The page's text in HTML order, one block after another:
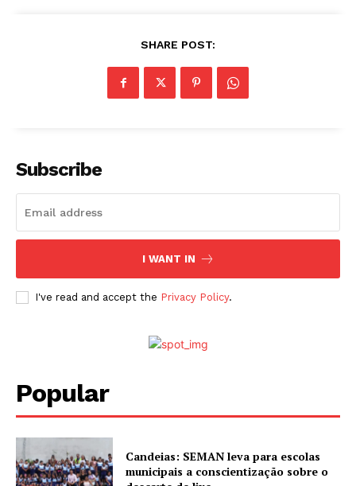
SHARE POST:
Subscribe
I WANT IN
I've read and accept the Privacy Policy.
Popular
Candeias: SEMAN leva para escolas
municipais a conscientização sobre o